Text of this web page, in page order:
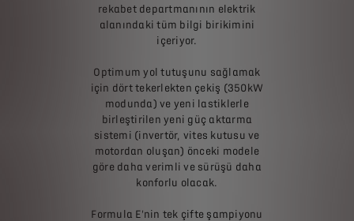
rekabet departmanının elektrik
alanındaki tüm bilgi birikimini
içeriyor.
Optimum yol tutuşunu sağlamak
için dört tekerlekten çekiş (350kW
modunda) ve yeni lastiklerle
birleştirilen yeni güç aktarma
sistemi (invertör, vites kutusu ve
motordan oluşan) önceki modele
göre daha verimli ve sürüşü daha
konforlu olacak.
Formula E'nin tek çifte şampiyonu